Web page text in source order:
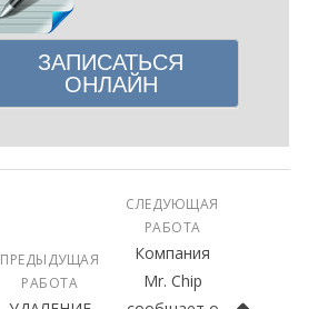
ЗАПИСАТЬСЯ
ОНЛАЙН
ПРЕДЫДУЩАЯ
РАБОТА
СЛЕДУЮЩАЯ
РАБОТА
Компания
Mr. Chip